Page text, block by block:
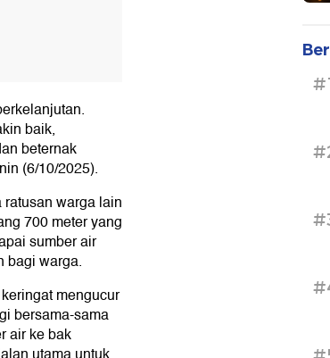
baik,
beternak
(6/10/2025).
warga lain
700 meter yang
sumber air
bagi warga.
mengucur
bersama-sama
air ke bak